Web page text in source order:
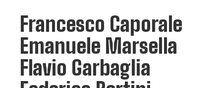
Francesco Caporale
Emanuele Marsella
Flavio Garbaglia